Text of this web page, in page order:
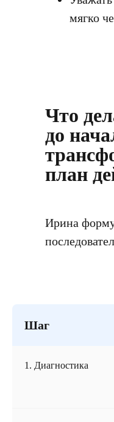
мягко
Что
до
план
Ирина
Шаг
1. Диагностика